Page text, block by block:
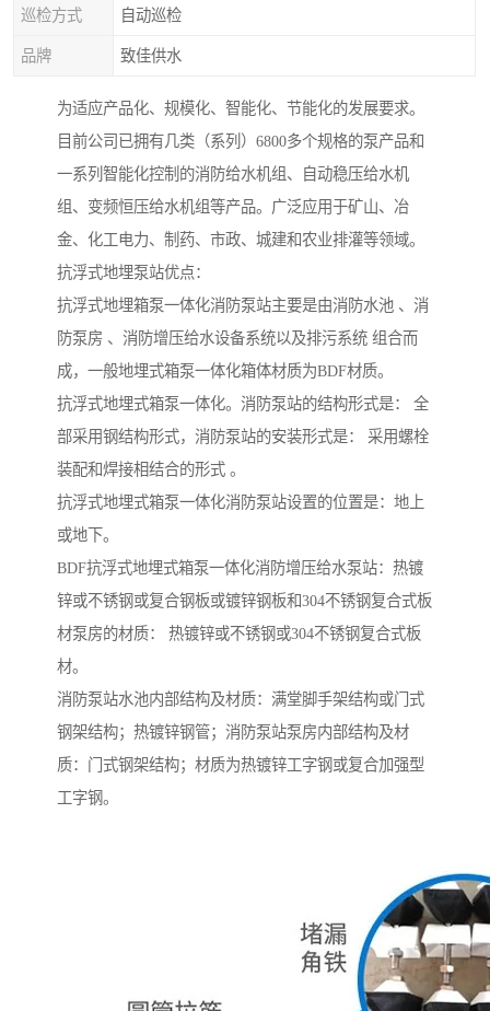
巡检方式 自动巡检
品牌 致佳供水
为适应产品化、规模化、智能化、节能化的发展要求。
目前公司已拥有几类（系列）6800多个规格的泵产品和
一系列智能化控制的消防给水机组、自动稳压给水机
组、变频恒压给水机组等产品。广泛应用于矿山、冶
金、化工电力、制药、市政、城建和农业排灌等领域。
抗浮式地埋泵站优点：
抗浮式地埋箱泵一体化消防泵站主要是由消防水池 、消
防泵房 、消防增压给水设备系统以及排污系统 组合而
成，一般地埋式箱泵一体化箱体材质为BDF材质。
抗浮式地埋式箱泵一体化。消防泵站的结构形式是： 全
部采用钢结构形式，消防泵站的安装形式是： 采用螺栓
装配和焊接相结合的形式 。
抗浮式地埋式箱泵一体化消防泵站设置的位置是：地上
或地下。
BDF抗浮式地埋式箱泵一体化消防增压给水泵站：热镀
锌或不锈钢或复合钢板或镀锌钢板和304不锈钢复合式板
材泵房的材质： 热镀锌或不锈钢或304不锈钢复合式板
材。
消防泵站水池内部结构及材质：满堂脚手架结构或门式
钢架结构；热镀锌钢管；消防泵站泵房内部结构及材
质：门式钢架结构；材质为热镀锌工字钢或复合加强型
工字钢。